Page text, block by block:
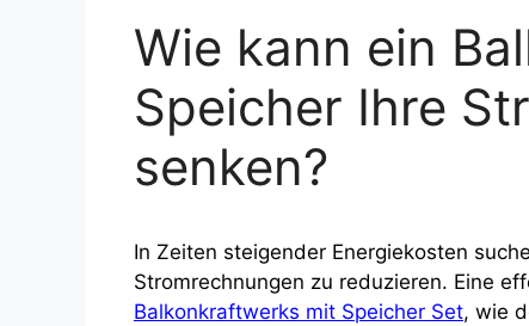
Wie kann ein
Speicher Ihre
senken?
In Zeiten steigender Energiekosten
Stromrechnungen zu reduzieren. Eine
Balkonkraftwerks mit Speicher Set, wie